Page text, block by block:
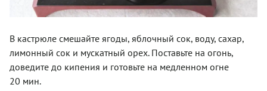
В кастрюле смешайте ягоды, яблочный сок, воду, сахар,
лимонный сок и мускатный орех. Поставьте на огонь,
доведите до кипения и готовьте на медленном огне
20 мин.